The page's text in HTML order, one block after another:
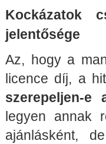
Kockázatok
jelentősége
Az, hogy a
licence díj, a
szerepeljen-e
legyen annak
ajánlásként,